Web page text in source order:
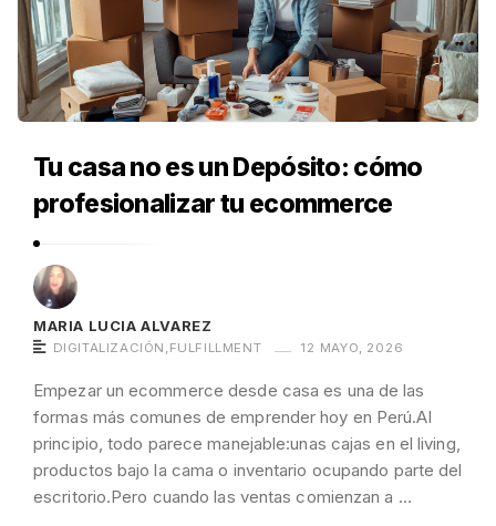
Tu casa no es un Depósito: cómo
profesionalizar tu ecommerce
MARIA LUCIA ALVAREZ
DIGITALIZACIÓN , FULFILLMENT 12 MAYO, 2026
Empezar un ecommerce desde casa es una de las
formas más comunes de emprender hoy en Perú.Al
principio, todo parece manejable:unas cajas en el living,
productos bajo la cama o inventario ocupando parte del
escritorio.Pero cuando las ventas comienzan a …